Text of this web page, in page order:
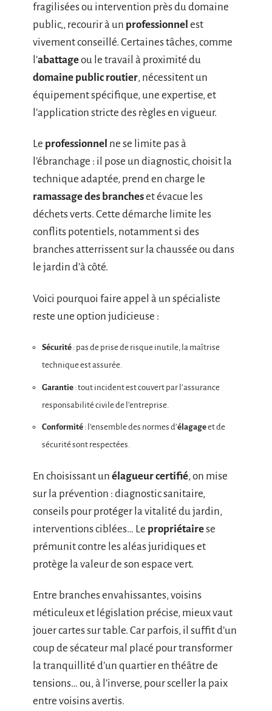
fragilisées ou intervention près du domaine
public,, recourir à un professionnel est
vivement conseillé. Certaines tâches, comme
l’abattageou le travail à proximité du
domaine public routier, nécessitent un
équipement spécifique, une expertise, et
l’application stricte des règles en vigueur.
Le professionnel ne se limite pas à
l’ébranchage : il pose un diagnostic, choisit la
technique adaptée, prend en charge le
ramassage des brancheset évacue les
déchets verts. Cette démarche limite les
conflits potentiels, notamment si des
branches atterrissent sur la chaussée ou dans
le jardin d’à côté.
Voici pourquoi faire appel à un spécialiste
reste une option judicieuse :
Sécurité : pas de prise de risque inutile, la maîtrise
technique est assurée.
Garantie : tout incident est couvert par l’assurance
responsabilité civile de l’entreprise.
Conformité : l’ensemble des normes d’élagageet de
sécurité sont respectées.
En choisissant un élagueur certifié, on mise
sur la prévention : diagnostic sanitaire,
conseils pour protéger la vitalité du jardin,
interventions ciblées… Le propriétairese
prémunit contre les aléas juridiques et
protège la valeur de son espace vert.
Entre branches envahissantes, voisins
méticuleux et législation précise, mieux vaut
jouer cartes sur table. Car parfois, il suffit d’un
coup de sécateur mal placé pour transformer
la tranquillité d’un quartier en théâtre de
tensions… ou, à l’inverse, pour sceller la paix
entre voisins avertis.